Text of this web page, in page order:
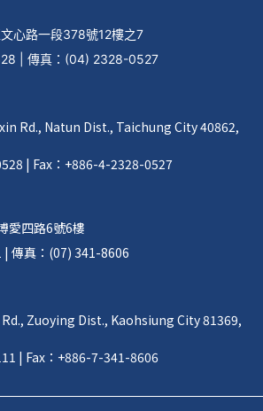
心路一段378號12樓之7
傳真 ： (04) 2328-0527
Rd., Natun Dist., Taichung City 40862,
| Fax：+886-4-2328-0527
愛四路6號6樓
傳真：(07) 341-8606
Zuoying Dist., Kaohsiung City 81369,
| Fax：+886-7-341-8606